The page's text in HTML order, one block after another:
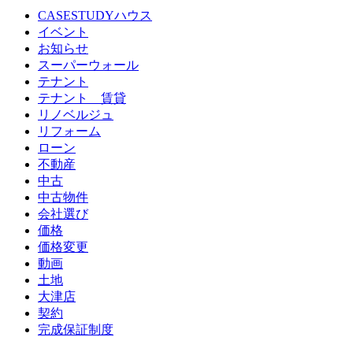
CASESTUDYハウス
イベント
お知らせ
スーパーウォール
テナント
テナント 賃貸
リノベルジュ
リフォーム
ローン
不動産
中古
中古物件
会社選び
価格
価格変更
動画
土地
大津店
契約
完成保証制度